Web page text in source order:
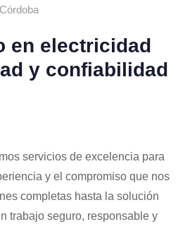
Córdoba
en electricidad
y confiabilidad
servicios de excelencia para
y el compromiso que nos
completas hasta la solución
trabajo seguro, responsable y